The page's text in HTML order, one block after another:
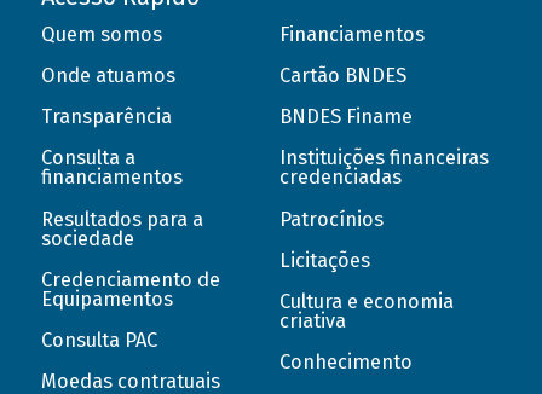
Quem somos
Onde atuamos
Transparência
Consulta a
financiamentos
Resultados para a
sociedade
Credenciamento de
Equipamentos
Consulta PAC
Moedas contratuais
Financiamentos
Cartão BNDES
BNDES Finame
Instituições financeiras
credenciadas
Patrocínios
Licitações
Cultura e economia
criativa
Conhecimento